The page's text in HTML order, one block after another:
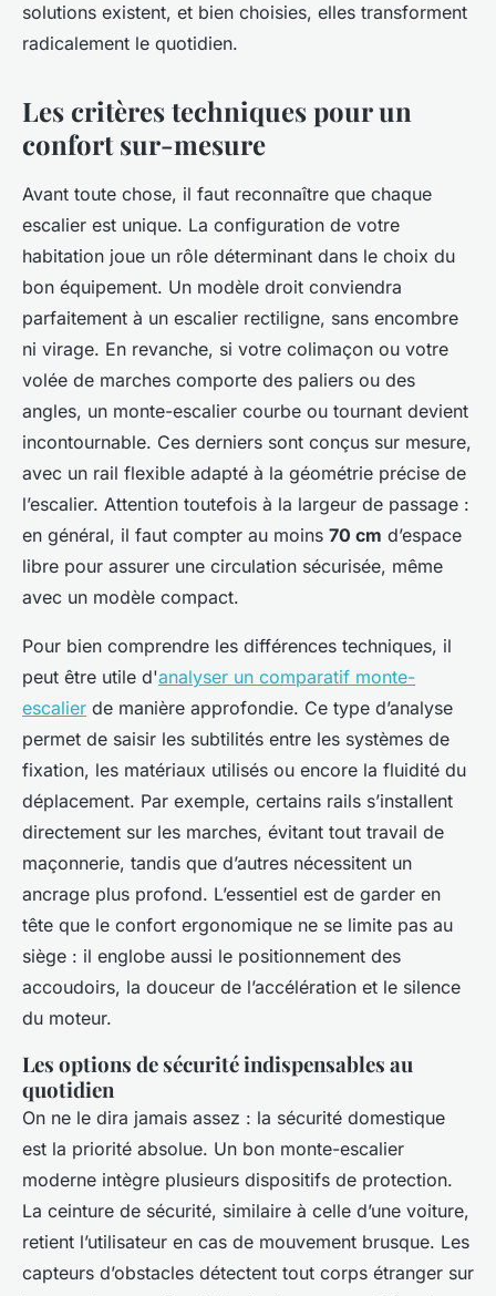
solutions existent, et bien choisies, elles transforment
radicalement le quotidien.
Les critères techniques pour un
confort sur-mesure
Avant toute chose, il faut reconnaître que chaque
escalier est unique. La configuration de votre
habitation joue un rôle déterminant dans le choix du
bon équipement. Un modèle droit conviendra
parfaitement à un escalier rectiligne, sans encombre
ni virage. En revanche, si votre colimaçon ou votre
volée de marches comporte des paliers ou des
angles, un monte-escalier courbe ou tournant devient
incontournable. Ces derniers sont conçus sur mesure,
avec un rail flexible adapté à la géométrie précise de
l’escalier. Attention toutefois à la largeur de passage :
en général, il faut compter au moins 70 cm d’espace
libre pour assurer une circulation sécurisée, même
avec un modèle compact.
Pour bien comprendre les différences techniques, il
peut être utile d'analyser un comparatif monte-
escalier de manière approfondie. Ce type d’analyse
permet de saisir les subtilités entre les systèmes de
fixation, les matériaux utilisés ou encore la fluidité du
déplacement. Par exemple, certains rails s’installent
directement sur les marches, évitant tout travail de
maçonnerie, tandis que d’autres nécessitent un
ancrage plus profond. L’essentiel est de garder en
tête que le confort ergonomique ne se limite pas au
siège : il englobe aussi le positionnement des
accoudoirs, la douceur de l’accélération et le silence
du moteur.
Les options de sécurité indispensables au
quotidien
On ne le dira jamais assez : la sécurité domestique
est la priorité absolue. Un bon monte-escalier
moderne intègre plusieurs dispositifs de protection.
La ceinture de sécurité, similaire à celle d’une voiture,
retient l’utilisateur en cas de mouvement brusque. Les
capteurs d’obstacles détectent tout corps étranger sur